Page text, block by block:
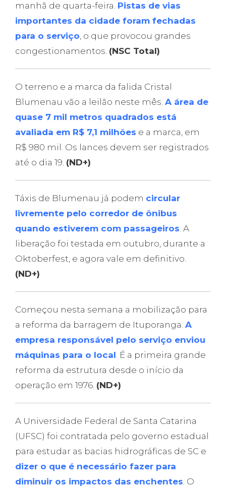
manhã de quarta-feira. Pistas de vias
importantes da cidade foram fechadas
para o serviço, o que provocou grandes
congestionamentos. (NSC Total)
O terreno e a marca da falida Cristal
Blumenau vão a leilão neste mês. A área de
quase 7 mil metros quadrados está
avaliada em R$ 7,1 milhões e a marca, em
R$ 980 mil. Os lances devem ser registrados
até o dia 19. (ND+)
Táxis de Blumenau já podem circular
livremente pelo corredor de ônibus
quando estiverem com passageiros. A
liberação foi testada em outubro, durante a
Oktoberfest, e agora vale em definitivo.
(ND+)
Começou nesta semana a mobilização para
a reforma da barragem de Ituporanga. A
empresa responsável pelo serviço enviou
máquinas para o local. É a primeira grande
reforma da estrutura desde o início da
operação em 1976. (ND+)
A Universidade Federal de Santa Catarina
(UFSC) foi contratada pelo governo estadual
para estudar as bacias hidrográficas de SC e
dizer o que é necessário fazer para
diminuir os impactos das enchentes. O